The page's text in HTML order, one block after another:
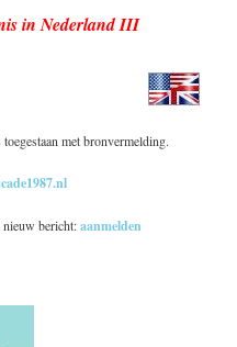
in Nederland III
met bronvermelding.
nieuw bericht:aanmelden